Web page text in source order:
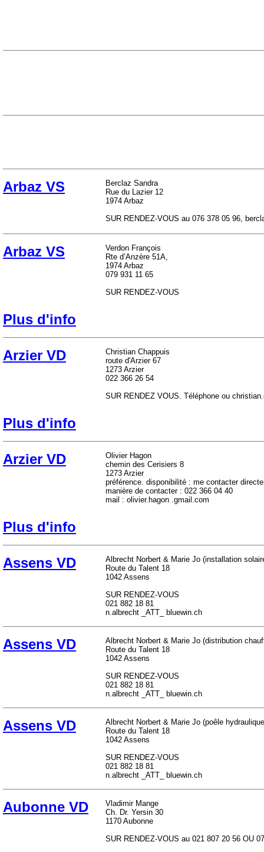
Arbaz VS
Berclaz Sandra
Rue du Lazier 12
1974 Arbaz
SUR RENDEZ-VOUS au 076 378 05 96,
Arbaz VS
Verdon François
Rte d’Anzère 51A,
1974 Arbaz
079 931 11 65
SUR RENDEZ-VOUS
Plus d'info
Arzier VD
Christian Chappuis
route d'Arzier 67
1273 Arzier
022 366 26 54
SUR RENDEZ VOUS. Téléphone ou
Plus d'info
Arzier VD
Olivier Hagon
chemin des Cerisiers 8
1273 Arzier
préférence. disponibilité : me contacter
manière de contacter : 022 366 04 40
mail : olivier.hagon .gmail.com
Plus d'info
Assens VD
Albrecht Norbert & Marie Jo (installation
Route du Talent 18
1042 Assens
SUR RENDEZ-VOUS
021 882 18 81
n.albrecht _ATT_ bluewin.ch
Assens VD
Albrecht Norbert & Marie Jo (distribution
Route du Talent 18
1042 Assens
SUR RENDEZ-VOUS
021 882 18 81
n.albrecht _ATT_ bluewin.ch
Assens VD
Albrecht Norbert & Marie Jo (poêle
Route du Talent 18
1042 Assens
SUR RENDEZ-VOUS
021 882 18 81
n.albrecht _ATT_ bluewin.ch
Aubonne VD
Vladimir Mange
Ch. Dr. Yersin 30
1170 Aubonne
SUR RENDEZ-VOUS au 021 807 20 56 OU